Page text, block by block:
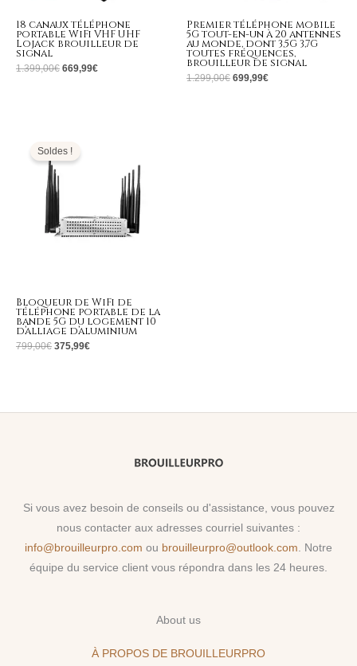
18 canaux téléphone
portable WiFi VHF UHF
Lojack brouilleur de
signal
1.399,00€ 669,99€
Premier téléphone mobile
5G tout-en-un à 20 antennes
au monde, dont 3,5G 3,7G
toutes fréquences,
brouilleur de signal
1.299,00€ 699,99€
Soldes !
Bloqueur de WiFi de
téléphone portable de la
bande 5G du logement 10
d’alliage d’aluminium
799,00€
initial
était :
799,00€.
375,99€
Si vous avez besoin de conseils ou d'assistance, vous pouvez
nous contacter aux adresses courriel suivantes :
info@brouilleurpro.com ou brouilleurpro@outlook.com . Notre
équipe du service client vous répondra dans les 24 heures.
About us
À PROPOS DE BROUILLEURPRO